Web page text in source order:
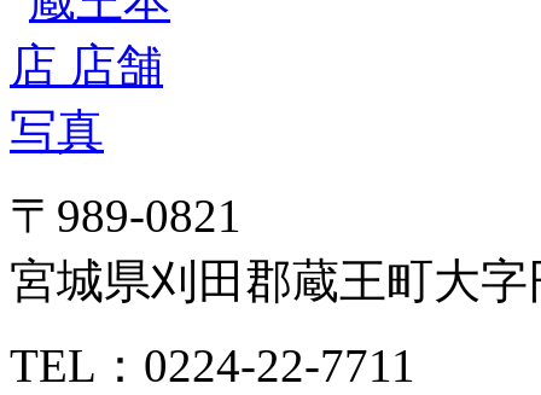
〒989-0821
宮城県刈田郡蔵王町大
TEL：0224-22-7711